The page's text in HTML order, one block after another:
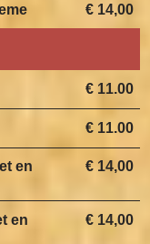
€ 14,00
€ 11.00
€ 11.00
€ 14,00
en
€ 14,00
en